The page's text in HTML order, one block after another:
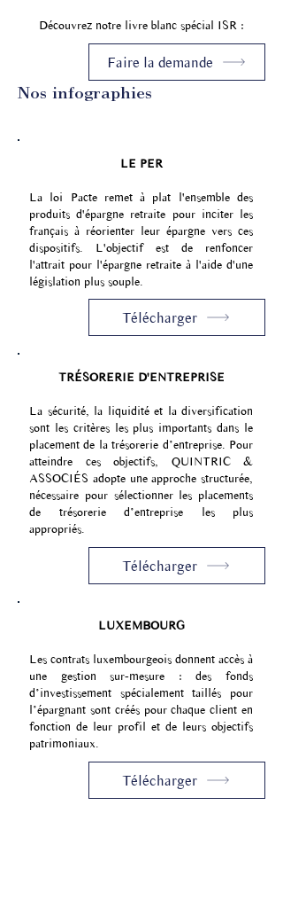
Découvrez notre livre blanc spécial ISR :
Faire la demande
Nos infographies
LE PER
La loi Pacte remet à plat l'ensemble des
produits d'épargne retraite pour inciter les
français à réorienter leur épargne vers ces
dispositifs. L'objectif est de renfoncer
l'attrait pour l'épargne retraite à l'aide d'une
législation plus souple.
Télécharger
TRÉSORERIE D'ENTREPRISE
La sécurité, la liquidité et la diversification
sont les critères les plus importants dans le
placement de la trésorerie d’entreprise. Pour
atteindre ces objectifs, QUINTRIC &
ASSOCIÉS adopte une approche structurée,
nécessaire pour sélectionner les placements
de trésorerie d’entreprise les plus
appropriés.
Télécharger
LUXEMBOURG
Les contrats luxembourgeois donnent accès à
une gestion sur-mesure : des fonds
d’investissement spécialement taillés pour
l’épargnant sont créés pour chaque client en
fonction de leur profil et de leurs objectifs
patrimoniaux.
Télécharger